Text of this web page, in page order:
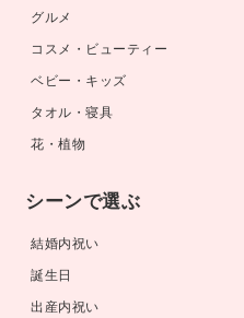
グルメ
コスメ・ビューティー
ベビー・キッズ
タオル・寝具
花・植物
シーンで選ぶ
結婚内祝い
誕生日
出産内祝い